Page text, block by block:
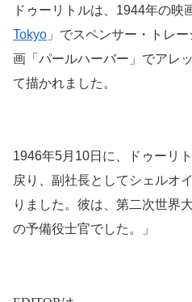
ドゥーリトルは、1944年の映
Tokyo 」でスペンサー・トレ
画「パールハーバー」でアレ
て描かれました。
1946年5月10日に、ドゥーリ
戻り、副社長としてシェルオ
りました。彼は、第二次世界
の予備役士官でした。」